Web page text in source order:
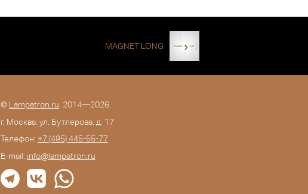
MAGNET LONG
© Lampatron.ru , 2014—2026
г. Москва. ул. Бутлерова, д. 17
Телефон: +7 (495) 445-55-77
E-mail: info@lampatron.ru